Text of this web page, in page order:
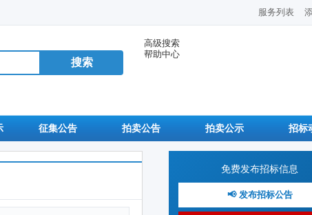
服务列表
高级搜索
帮助中心
征集公告 拍卖公告 拍卖公示 招标
免费发布招标信息
📢 发布招标公告